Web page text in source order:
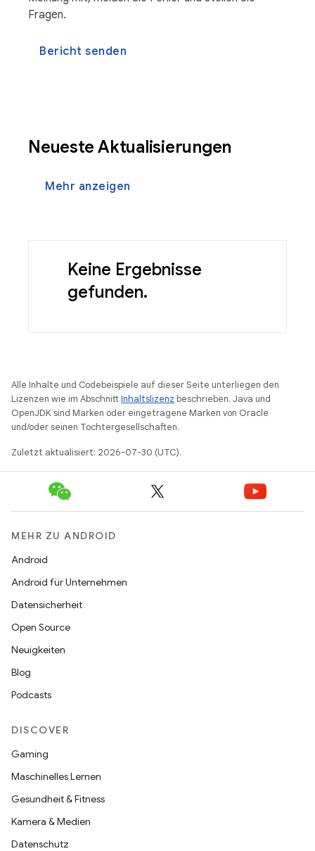
Fragen.
Bericht senden
Neueste Aktualisierungen
Mehr anzeigen
Keine Ergebnisse
gefunden.
Alle Inhalte und Codebeispiele auf dieser Seite unterliegen den
Lizenzen wie im AbschnittInhaltslizenz beschrieben. Java und
OpenJDK sind Marken oder eingetragene Marken von Oracle
und/oder seinen Tochtergesellschaften.
Zuletzt aktualisiert: 2026-07-30 (UTC).
MEHR ZU ANDROID
Android
Android für Unternehmen
Datensicherheit
Open Source
Neuigkeiten
Blog
Podcasts
DISCOVER
Gaming
Maschinelles Lernen
Gesundheit & Fitness
Kamera & Medien
Datenschutz